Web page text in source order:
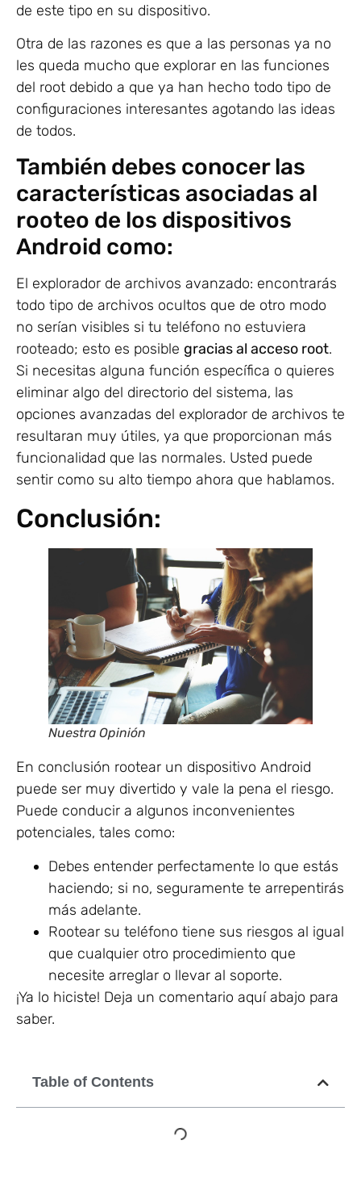
de este tipo en su dispositivo.
Otra de las razones es que a las personas ya no
les queda mucho que explorar en las funciones
del root debido a que ya han hecho todo tipo de
configuraciones interesantes agotando las ideas
de todos.
También debes conocer las
características asociadas al
rooteo de los dispositivos
Android como:
El explorador de archivos avanzado: encontrarás
todo tipo de archivos ocultos que de otro modo
no serían visibles si tu teléfono no estuviera
rooteado; esto es posible gracias al acceso root.
Si necesitas alguna función específica o quieres
eliminar algo del directorio del sistema, las
opciones avanzadas del explorador de archivos te
resultaran muy útiles, ya que proporcionan más
funcionalidad que las normales. Usted puede
sentir como su alto tiempo ahora que hablamos.
Conclusión:
Nuestra Opinión
En conclusión rootear un dispositivo Android
puede ser muy divertido y vale la pena el riesgo.
Puede conducir a algunos inconvenientes
potenciales, tales como:
Debes entender perfectamente lo que estás
haciendo; si no, seguramente te arrepentirás
más adelante.
Rootear su teléfono tiene sus riesgos al igual
que cualquier otro procedimiento que
necesite arreglar o llevar al soporte.
¡Ya lo hiciste! Deja un comentario aquí abajo para
saber.
Table of Contents